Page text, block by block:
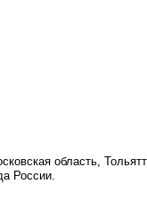
область,
России.